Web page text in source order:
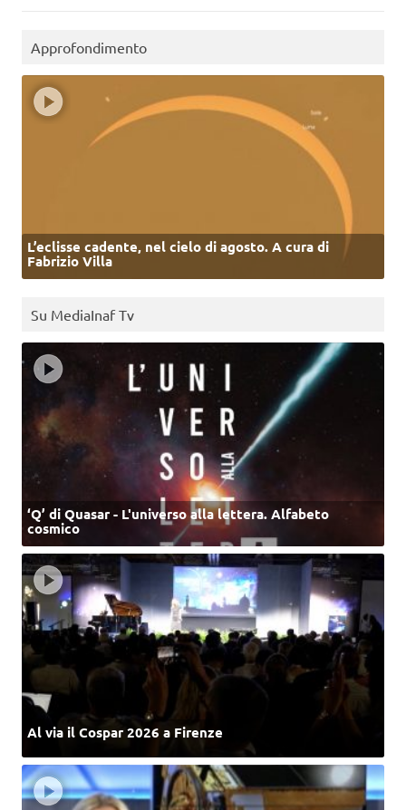
Approfondimento
L’eclisse cadente, nel cielo di agosto. A cura di
Fabrizio Villa
Su MediaInaf Tv
‘Q’ di Quasar - L'universo alla lettera. Alfabeto
cosmico
Al via il Cospar 2026 a Firenze